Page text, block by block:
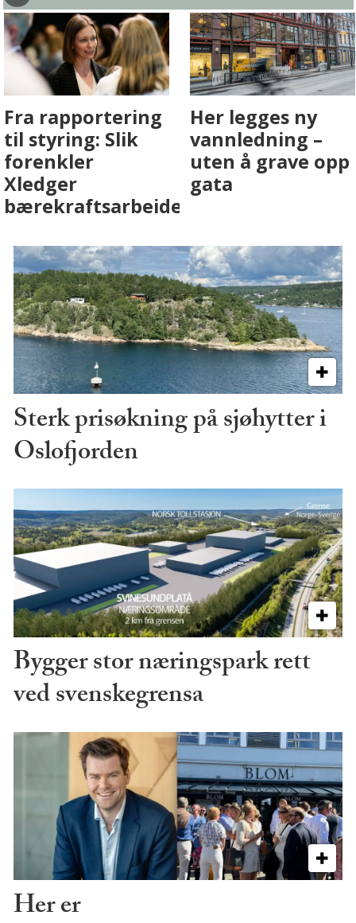
Fenistra endrer
eiendomsbransjen
med AI. Slik ser vi
på fremtiden
Det er i
Drammen det
skjer
Sterk prisøkning på sjøhytter i
Oslofjorden
Bygger stor næringspark rett
ved svenskegrensa
Her er